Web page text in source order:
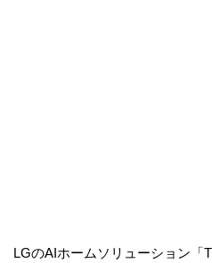
LGのAIホームソリューション「